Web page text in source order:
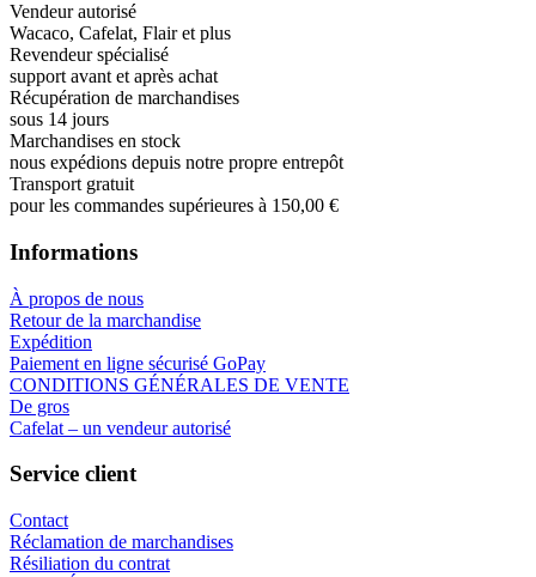
Vendeur autorisé
Wacaco, Cafelat, Flair et plus
Revendeur spécialisé
support avant et après achat
Récupération de marchandises
sous 14 jours
Marchandises en stock
nous expédions depuis notre propre entrepôt
Transport gratuit
pour les commandes supérieures à 150,00 €
Informations
À propos de nous
Retour de la marchandise
Expédition
Paiement en ligne sécurisé GoPay
CONDITIONS GÉNÉRALES DE VENTE
De gros
Cafelat – un vendeur autorisé
Service client
Contact
Réclamation de marchandises
Résiliation du contrat